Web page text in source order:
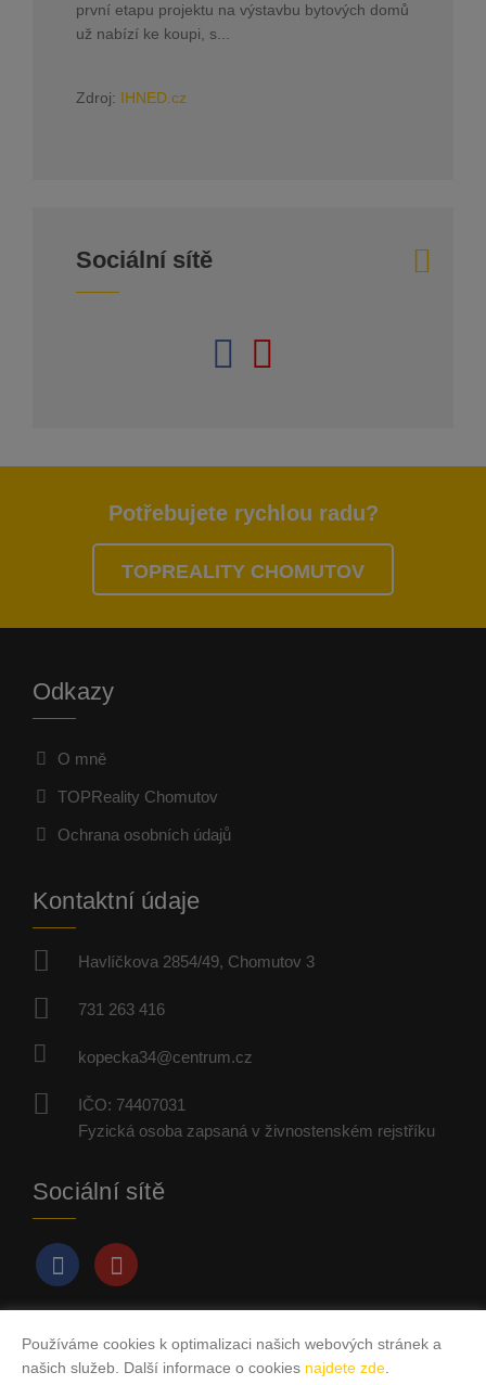
první etapu projektu na výstavbu bytových domů
už nabízí ke koupi, s...
Zdroj: IHNED.cz
Sociální sítě
Potřebujete rychlou radu?
TOPREALITY CHOMUTOV
Odkazy
O mně
TOPReality Chomutov
Ochrana osobních údajů
Kontaktní údaje
Havlíčkova 2854/49, Chomutov 3
731 263 416
kopecka34@centrum.cz
IČO: 74407031
Fyzická osoba zapsaná v živnostenském rejstříku
Sociální sítě
Vytvořeno v systémuCHYTRÝ WEB MAKLÉŘE
Používáme cookies k optimalizaci našich webových stránek a
našich služeb. Další informace o cookies najdete zde